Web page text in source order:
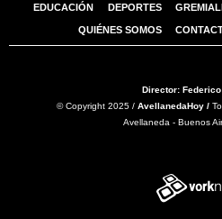
EDUCACIÓN DEPORTES
QUIÉNES SOMOS
Director:
© Copyright 2025 / AvellanedaHoy /
Avellaneda - Buenos